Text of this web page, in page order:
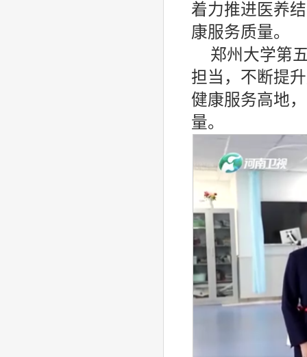
着力推进医养
康服务质量。
郑州大学第
担当，不断提
健康服务高地
量。